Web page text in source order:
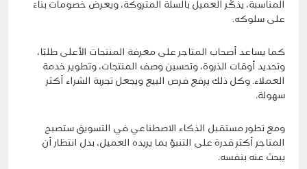
المناسبة، يذكّر العميل بالسلة المتروكة، ويعرض خصومات بناءً
على سلوكه.
كما يساعد أصحاب المتاجر على معرفة المنتجات الأعلى طلبًا،
وتحديد أوقات الذروة، وتحسين وصف المنتجات، وتطوير خدمة
العملاء. وكل ذلك يرفع فرص البيع ويجعل تجربة الشراء أكثر
سهولة.
ومع تطور مستقبل الذكاء الاصطناعي في التسويق ستصبح
المتاجر أكثر قدرة على التنبؤ بما يريده العميل، بدل انتظار أن
يبحث عنه بنفسه.